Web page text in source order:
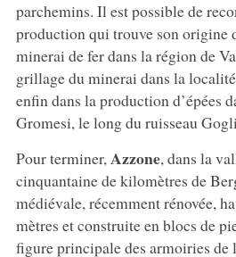
parchemins. Il est possible de
production qui trouve son origine
minerai de fer dans la région de
grillage du minerai dans la
enfin dans la production d’épées
Gromesi, le long du ruisseau
Pour terminer,Azzone, dans la
cinquantaine de kilomètres de
médiévale, récemment rénovée,
mètres et construite en blocs de
figure principale des armoiries de